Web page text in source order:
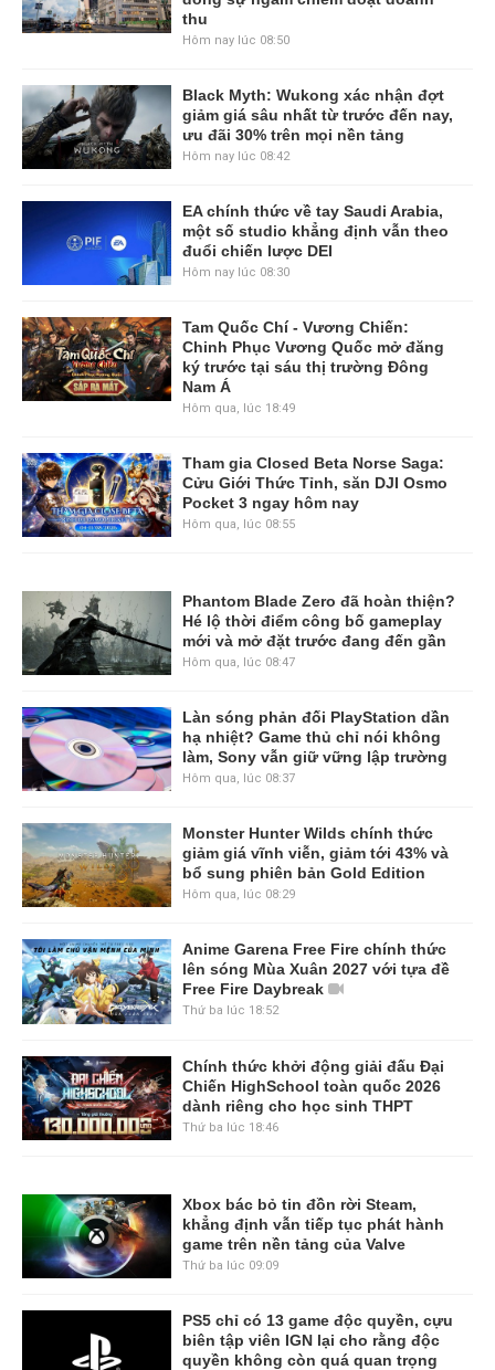
thu
Hôm nay lúc 08:50
Black Myth: Wukong xác nhận đợt
giảm giá sâu nhất từ trước đến nay,
ưu đãi 30% trên mọi nền tảng
Hôm nay lúc 08:42
EA chính thức về tay Saudi Arabia,
một số studio khẳng định vẫn theo
đuổi chiến lược DEI
Hôm nay lúc 08:30
Tam Quốc Chí - Vương Chiến:
Chinh Phục Vương Quốc mở đăng
ký trước tại sáu thị trường Đông
Nam Á
Hôm qua, lúc 18:49
Tham gia Closed Beta Norse Saga:
Cửu Giới Thức Tỉnh, săn DJI Osmo
Pocket 3 ngay hôm nay
Hôm qua, lúc 08:55
Phantom Blade Zero đã hoàn thiện?
Hé lộ thời điểm công bố gameplay
mới và mở đặt trước đang đến gần
Hôm qua, lúc 08:47
Làn sóng phản đối PlayStation dần
hạ nhiệt? Game thủ chỉ nói không
làm, Sony vẫn giữ vững lập trường
Hôm qua, lúc 08:37
Monster Hunter Wilds chính thức
giảm giá vĩnh viễn, giảm tới 43% và
bổ sung phiên bản Gold Edition
Hôm qua, lúc 08:29
Anime Garena Free Fire chính thức
lên sóng Mùa Xuân 2027 với tựa đề
Free Fire Daybreak
Thứ ba lúc 18:52
Chính thức khởi động giải đấu Đại
Chiến HighSchool toàn quốc 2026
dành riêng cho học sinh THPT
Thứ ba lúc 18:46
Xbox bác bỏ tin đồn rời Steam,
khẳng định vẫn tiếp tục phát hành
game trên nền tảng của Valve
Thứ ba lúc 09:09
PS5 chỉ có 13 game độc quyền, cựu
biên tập viên IGN lại cho rằng độc
quyền không còn quá quan trọng